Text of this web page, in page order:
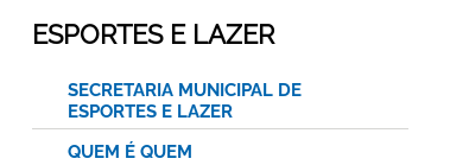
de
ESPORTES E LAZER
SECRETARIA MUNICIPAL DE
ESPORTES E LAZER
QUEM É QUEM